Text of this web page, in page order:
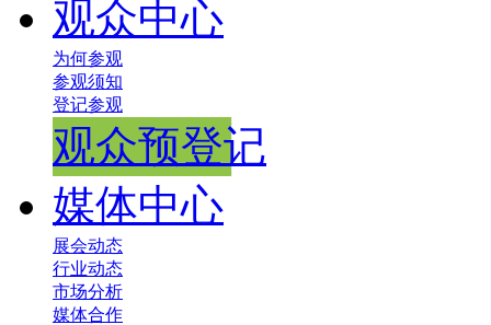
观众中心
为何参观
参观须知
登记参观
观众预登记
媒体中心
展会动态
行业动态
市场分析
媒体合作